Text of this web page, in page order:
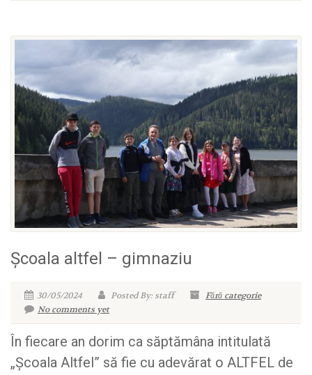
Școala altfel – gimnaziu
30/05/2024 Posted By: staff
Fără categorie
No comments yet
În fiecare an dorim ca săptămâna intitulată
„Școala Altfel” să fie cu adevărat o ALTFEL de